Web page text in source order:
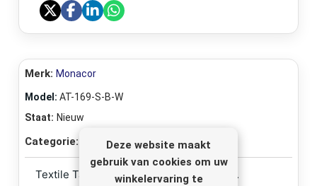
Deze website maakt
gebruik van cookies om uw
winkelervaring te
Merk: Monacor
Model: AT-169-S-B-W
Staat: Nieuw
Categorie: Accessoires
Textile Tapes Width: 50mm, length: 50m.